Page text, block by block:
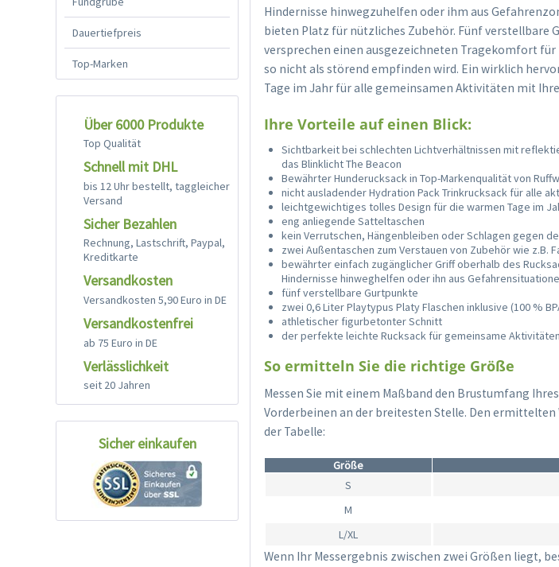
Dauertiefpreis
Top-Marken
Über 6000 Produkte
Top Qualität
Schnell mit DHL
bis 12 Uhr bestellt, taggleicher
Versand
Sicher Bezahlen
Rechnung, Lastschrift, Paypal,
Kreditkarte
Versandkosten
Versandkosten 5,90 Euro in DE
Versandkostenfrei
ab 75 Euro in DE
Verlässlichkeit
seit 20 Jahren
Sicher einkaufen
Hindernisse hinwegzuhelfen oder ihm aus
bieten Platz für nützliches Zubehör. Fünf verstellbare
versprechen einen ausgezeichneten Tragekomfort für
so nicht als störend empfinden wird. Ein wirklich
Tage im Jahr für alle gemeinsamen Aktivitäten mit
Ihre Vorteile auf einen Blick:
Sichtbarkeit bei schlechten Lichtverhältnissen mit
das Blinklicht The Beacon
Bewährter Hunderucksack in Top-Markenqualität von
nicht ausladender Hydration Pack Trinkrucksack für alle
leichtgewichtiges tolles Design für die warmen Tage im
eng anliegende Satteltaschen
kein Verrutschen, Hängenbleiben oder Schlagen gegen
zwei Außentaschen zum Verstauen von Zubehör wie z.B.
bewährter einfach zugänglicher Griff oberhalb des
Hindernisse hinweghelfen oder ihn aus
fünf verstellbare Gurtpunkte
zwei 0,6 Liter Playtypus Platy Flaschen inklusive (100 %
athletischer figurbetonter Schnitt
der perfekte leichte Rucksack für gemeinsame
So ermitteln Sie die richtige Größe
Messen Sie mit einem Maßband den Brustumfang
Vorderbeinen an der breitesten Stelle. Den
der Tabelle:
Größe
S
M
L/XL
Wenn Ihr Messergebnis zwischen zwei Größen liegt,